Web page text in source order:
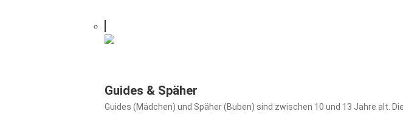
Guides & Späher
Guides (Mädchen) und Späher (Buben) sind zwischen 10 und 13 Jahre alt.